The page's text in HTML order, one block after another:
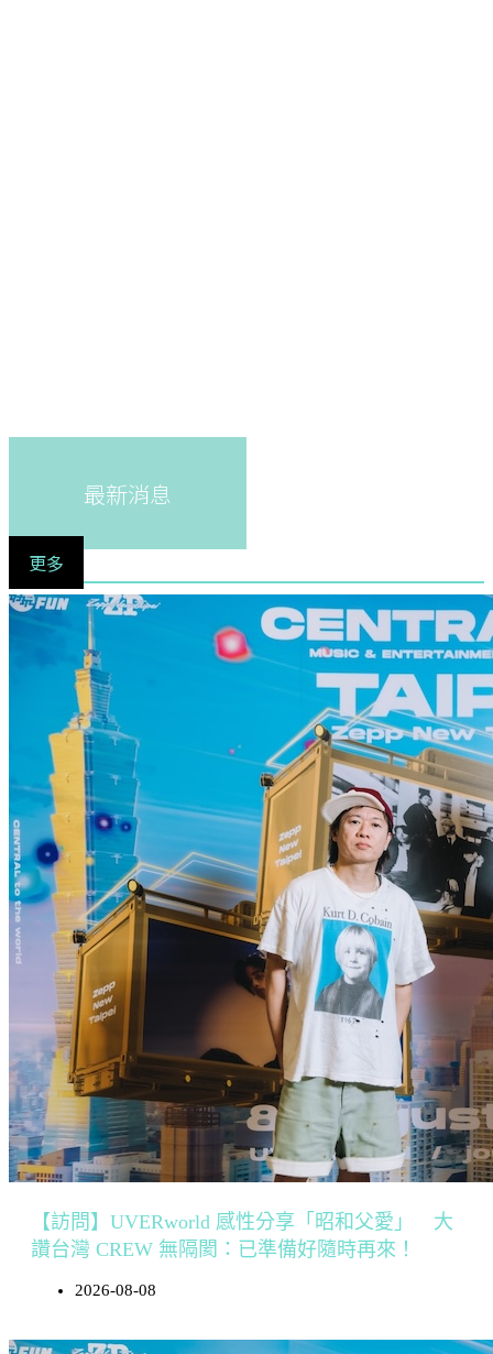
最新消息
更多
【訪問】UVERworld 感性分享「昭和父愛」 大
讚台灣 CREW 無隔閡：已準備好隨時再來！
2026-08-08